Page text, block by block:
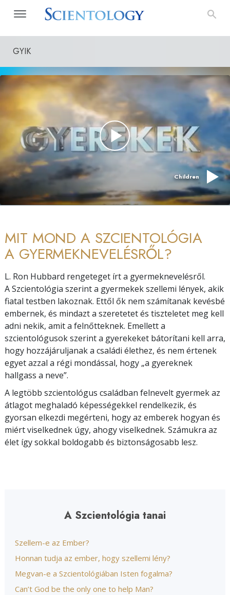
GYIK
Children
MIT MOND A SZCIENTOLÓGIA
A GYERMEKNEVELÉSRŐL?
L. Ron Hubbard rengeteget írt a gyermeknevelésről.
A Szcientológia szerint a gyermekek szellemi lények, akik
fiatal testben lakoznak. Ettől ők nem számítanak kevésbé
embernek, és mindazt a szeretetet és tiszteletet meg kell
adni nekik, amit a felnőtteknek. Emellett a
szcientológusok szerint a gyerekeket bátorítani kell arra,
hogy hozzájáruljanak a családi élethez, és nem értenek
egyet azzal a régi mondással, hogy „a gyereknek
hallgass a neve”.
A legtöbb szcientológus családban felnevelt gyermek az
átlagot meghaladó képességekkel rendelkezik, és
gyorsan elkezdi megérteni, hogy az emberek hogyan és
miért viselkednek úgy, ahogy viselkednek. Számukra az
élet így sokkal boldogabb és biztonságosabb lesz.
A Szcientológia tanai
Szellem-e az Ember?
Honnan tudja az ember, hogy szellemi lény?
Megvan-e a Szcientológiában Isten fogalma?
Can’t God be the only one to help Man?